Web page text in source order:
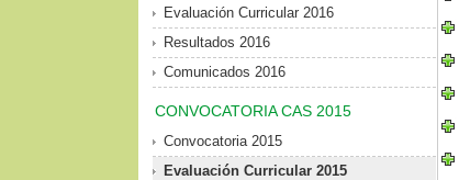
Evaluación Curricular 2016
Resultados 2016
Comunicados 2016
CONVOCATORIA CAS 2015
Convocatoria 2015
Evaluación Curricular 2015